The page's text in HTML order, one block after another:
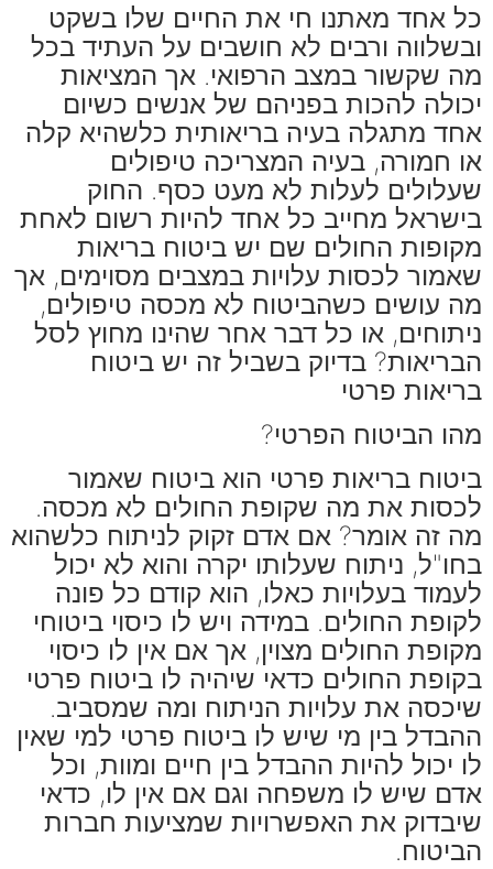
כל אחד מאתנו חי את החיים שלו בשקט
ובשלווה ורבים לא חושבים על העתיד בכל
מה שקשור במצב הרפואי. אך המציאות
יכולה להכות בפניהם של אנשים כשיום
אחד מתגלה בעיה בריאותית כלשהיא קלה
או חמורה, בעיה המצריכה טיפולים
שעלולים לעלות לא מעט כסף. החוק
בישראל מחייב כל אחד להיות רשום לאחת
מקופות החולים שם יש ביטוח בריאות
שאמור לכסות עלויות במצבים מסוימים, אך
מה עושים כשהביטוח לא מכסה טיפולים,
ניתוחים, או כל דבר אחר שהינו מחוץ לסל
הבריאות? בדיוק בשביל זה יש ביטוח
בריאות פרטי
מהו הביטוח הפרטי?
ביטוח בריאות פרטי הוא ביטוח שאמור
לכסות את מה שקופת החולים לא מכסה.
מה זה אומר? אם אדם זקוק לניתוח כלשהוא
בחו"ל, ניתוח שעלותו יקרה והוא לא יכול
לעמוד בעלויות כאלו, הוא קודם כל פונה
לקופת החולים. במידה ויש לו כיסוי ביטוחי
מקופת החולים מצוין, אך אם אין לו כיסוי
בקופת החולים כדאי שיהיה לו ביטוח פרטי
שיכסה את עלויות הניתוח ומה שמסביב.
ההבדל בין מי שיש לו ביטוח פרטי למי שאין
לו יכול להיות ההבדל בין חיים ומוות, וכל
אדם שיש לו משפחה וגם אם אין לו, כדאי
שיבדוק את האפשרויות שמציעות חברות
הביטוח.